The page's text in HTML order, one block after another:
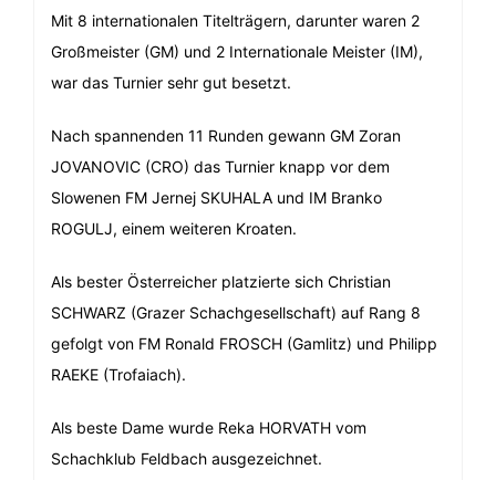
Mit 8 internationalen Titelträgern, darunter waren 2
Großmeister (GM) und 2 Internationale Meister (IM),
war das Turnier sehr gut besetzt.
Nach spannenden 11 Runden gewann GM Zoran
JOVANOVIC (CRO) das Turnier knapp vor dem
Slowenen FM Jernej SKUHALA und IM Branko
ROGULJ, einem weiteren Kroaten.
Als bester Österreicher platzierte sich Christian
SCHWARZ (Grazer Schachgesellschaft) auf Rang 8
gefolgt von FM Ronald FROSCH (Gamlitz) und Philipp
RAEKE (Trofaiach).
Als beste Dame wurde Reka HORVATH vom
Schachklub Feldbach ausgezeichnet.